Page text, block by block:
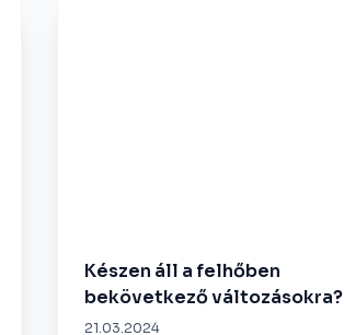
Készen áll a felhőben
bekövetkező változásokra?
21.03.2024